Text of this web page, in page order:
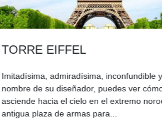
inconfundible y unida al
puedes ver cómo
en el extremo noroeste de la
para...